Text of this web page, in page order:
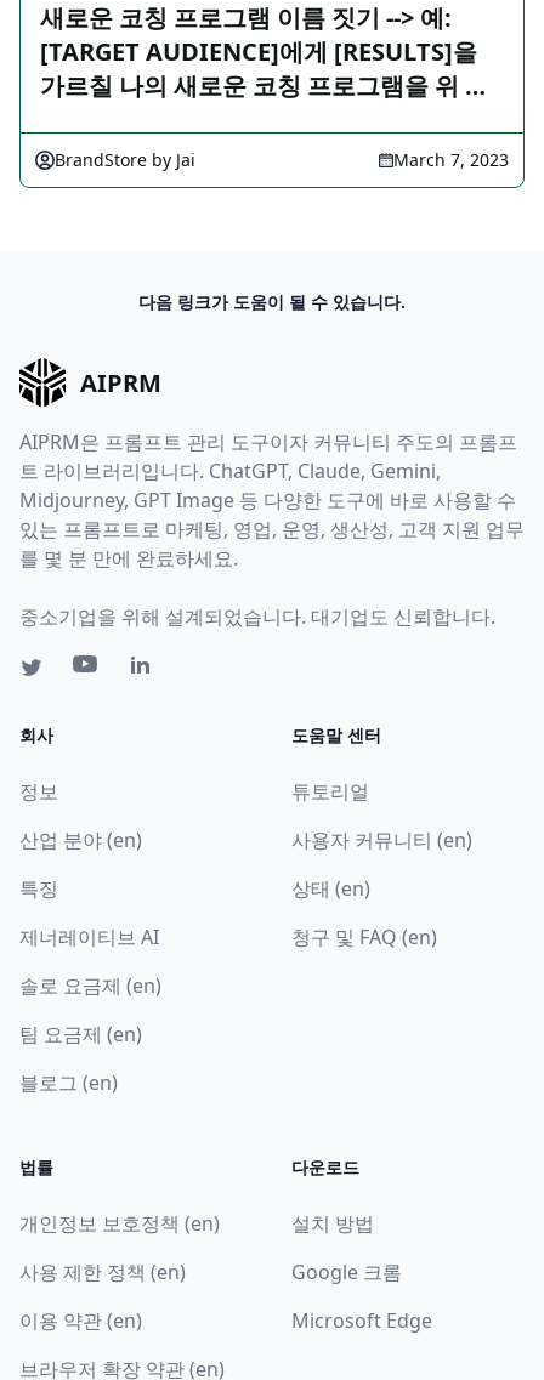
새로운 코칭 프로그램 이름 짓기 --> 예:
[TARGET AUDIENCE]에게 [RESULTS]을
가르칠 나의 새로운 코칭 프로그램을 위 …
BrandStore by Jai March 7, 2023
다음 링크가 도움이 될 수 있습니다.
AIPRM
AIPRM은 프롬프트 관리 도구이자 커뮤니티 주도의 프롬프
트 라이브러리입니다. ChatGPT, Claude, Gemini,
Midjourney, GPT Image 등 다양한 도구에 바로 사용할 수
있는 프롬프트로 마케팅, 영업, 운영, 생산성, 고객 지원 업무
를 몇 분 만에 완료하세요.
중소기업을 위해 설계되었습니다. 대기업도 신뢰합니다.
회사
정보
산업 분야 (en)
특징
제너레이티브 AI
솔로 요금제 (en)
팀 요금제 (en)
블로그 (en)
도움말 센터
튜토리얼
사용자 커뮤니티 (en)
상태 (en)
청구 및 FAQ (en)
법률
개인정보 보호정책 (en)
사용 제한 정책 (en)
이용 약관 (en)
브라우저 확장 약관 (en)
다운로드
설치 방법
Google 크롬
Microsoft Edge